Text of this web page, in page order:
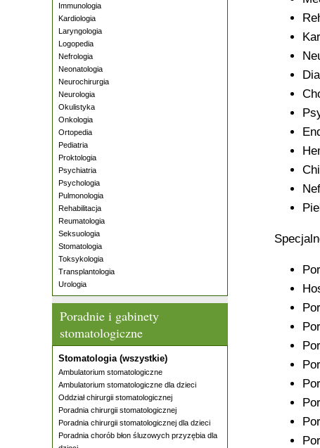
Immunologia
Kardiologia
Laryngologia
Logopedia
Nefrologia
Neonatologia
Neurochirurgia
Neurologia
Okulistyka
Onkologia
Ortopedia
Pediatria
Proktologia
Psychiatria
Psychologia
Pulmonologia
Rehabilitacja
Reumatologia
Seksuologia
Stomatologia
Toksykologia
Transplantologia
Urologia
Poradnie i gabinety
stomatologiczne
Stomatologia (wszystkie)
Ambulatorium stomatologiczne
Ambulatorium stomatologiczne dla dzieci
Oddział chirurgii stomatologicznej
Poradnia chirurgii stomatologicznej
Poradnia chirurgii stomatologicznej dla dzieci
Poradnia chorób błon śluzowych przyzębia dla